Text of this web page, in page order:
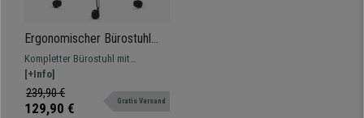
Wippmechanik
Hochdichte Polsterung
Ergonomischer Bürostuhl
ERGOCITY, Lordosenstütze,
Wippfunktion, Farbe Burgund
Kompletter Bürostuhl mit
spektakulärer Lordosenstütze,
äußerst komfortabel, robust und
widerstandsfähig, mit
[+Info]
239,90 €
129,90 € Gratis Versand